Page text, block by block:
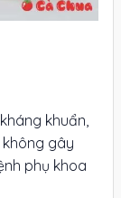
khuẩn,
gây
phụ khoa